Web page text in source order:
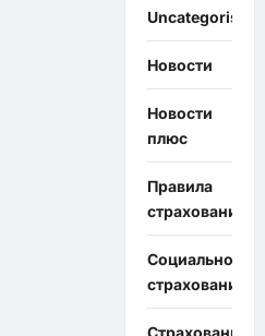
Uncategorised
Новости
Новости
плюс
Правила
страхования
Социальное
страхование
Страхование